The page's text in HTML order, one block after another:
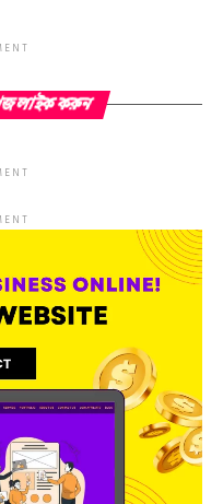
লাইক করুন